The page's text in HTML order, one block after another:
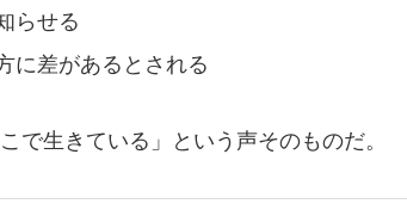
らせる
に差があるとされる
で生きている」という声そのものだ。